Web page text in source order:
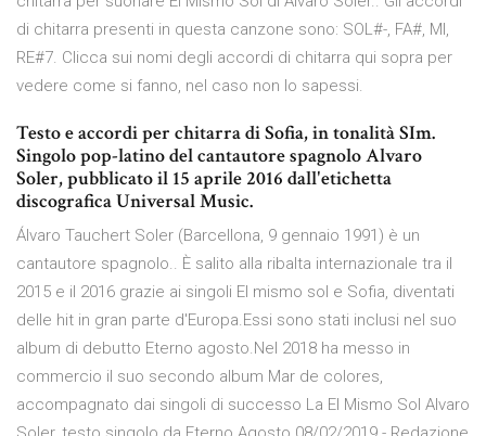
di chitarra presenti in questa canzone sono: SOL#-, FA#, MI,
RE#7. Clicca sui nomi degli accordi di chitarra qui sopra per
vedere come si fanno, nel caso non lo sapessi.
Testo e accordi per chitarra di Sofia, in tonalità SIm.
Singolo pop-latino del cantautore spagnolo Alvaro
Soler, pubblicato il 15 aprile 2016 dall'etichetta
discografica Universal Music.
Álvaro Tauchert Soler (Barcellona, 9 gennaio 1991) è un
cantautore spagnolo.. È salito alla ribalta internazionale tra il
2015 e il 2016 grazie ai singoli El mismo sol e Sofia, diventati
delle hit in gran parte d'Europa.Essi sono stati inclusi nel suo
album di debutto Eterno agosto.Nel 2018 ha messo in
commercio il suo secondo album Mar de colores,
accompagnato dai singoli di successo La El Mismo Sol Alvaro